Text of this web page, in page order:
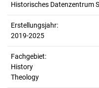
Historisches Datenzentrum
Erstellungsjahr:
2019-2025
Fachgebiet:
History
Theology